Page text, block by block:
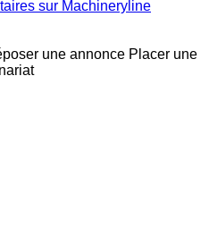
sur Machineryline
une annonce Placer une